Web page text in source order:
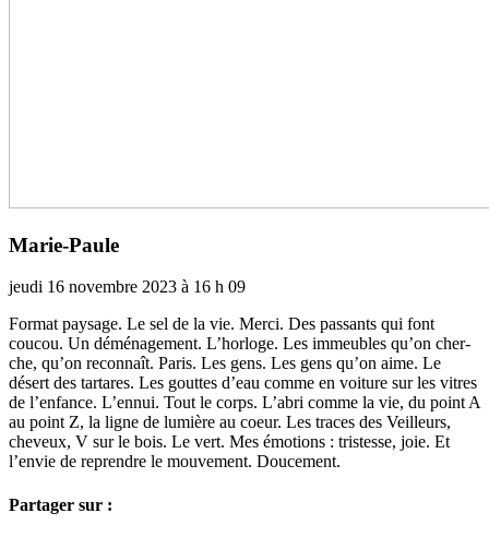
Marie-Paule
jeudi 16 novembre 2023 à 16 h 09
Format pay­sage. Le sel de la vie. Merci. Des pas­sants qui font
coucou. Un démé­na­ge­ment. L’hor­loge. Les immeu­bles qu’on cher­
che, qu’on reconnaît. Paris. Les gens. Les gens qu’on aime. Le
désert des tar­ta­res. Les gout­tes d’eau comme en voi­ture sur les vitres
de l’enfance. L’ennui. Tout le corps. L’abri comme la vie, du point A
au point Z, la ligne de lumière au coeur. Les traces des Veilleurs,
che­veux, V sur le bois. Le vert. Mes émotions : tris­tesse, joie. Et
l’envie de repren­dre le mou­ve­ment. Doucement.
Partager sur :